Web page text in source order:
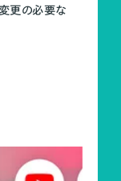
更の必要な